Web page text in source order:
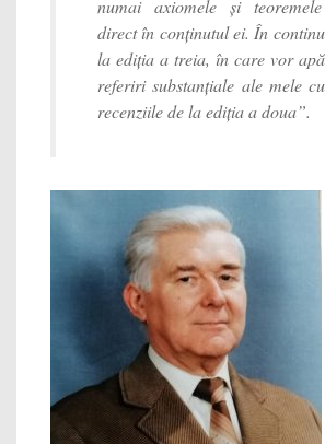
numai axiomele și
direct în conținutul ei. În
la ediția a treia, în care vor
referiri substanțiale ale mele
recenziile de la ediția a doua”.